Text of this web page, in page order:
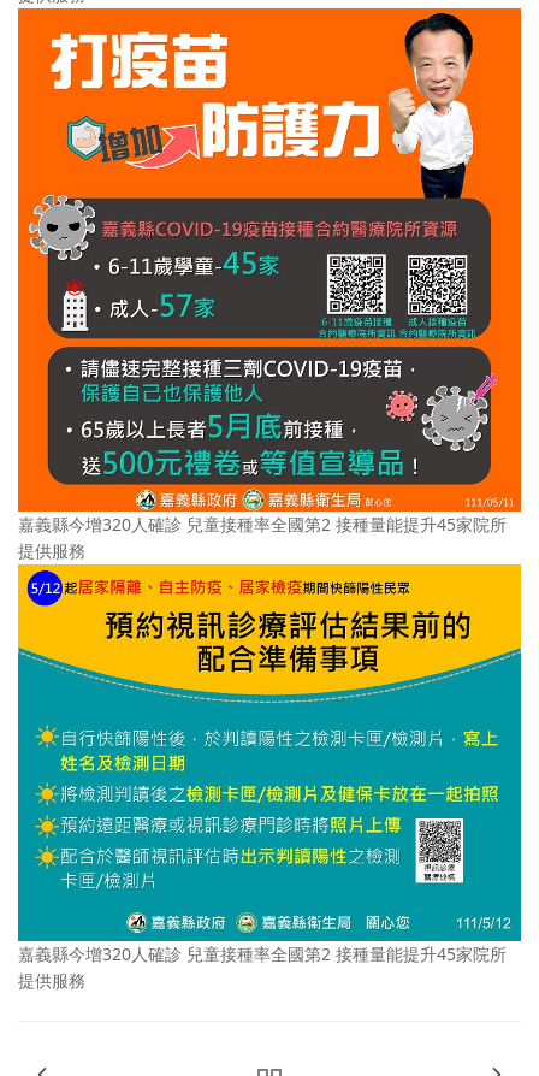
嘉義縣今增320人確診 兒童接種率全國第2 接種量能提升45家院所
提供服務
嘉義縣今增320人確診 兒童接種率全國第2 接種量能提升45家院所
提供服務